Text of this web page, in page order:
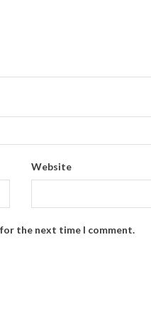
Website
the next time I comment.